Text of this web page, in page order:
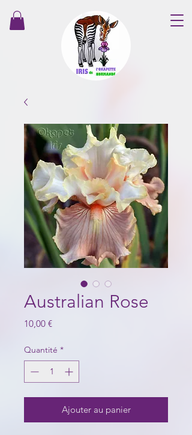
Australian Rose
10,00 €Prix
Quantité *
Ajouter au panier